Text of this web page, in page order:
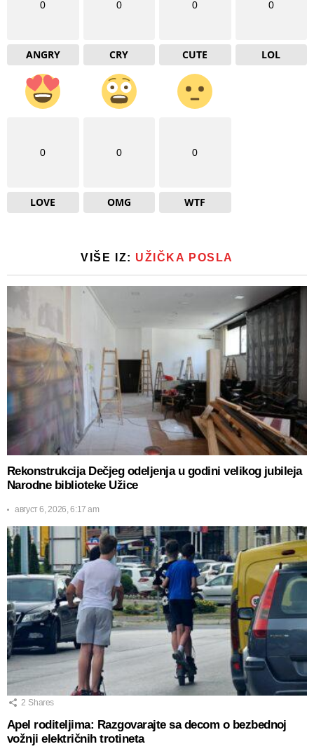
0
ANGRY
0
CRY
0
CUTE
0
LOL
0
LOVE
0
OMG
0
WTF
VIŠE IZ: UŽIČKA POSLA
Rekonstrukcija Dečjeg odeljenja u godini velikog jubileja
Narodne biblioteke Užice
август 6, 2026, 6:17 am
2 Shares
Apel roditeljima: Razgovarajte sa decom o bezbednoj
vožnji električnih trotineta